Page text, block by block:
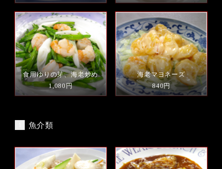
食用ゆりの芽、海老炒め
1,080円
海老マヨネーズ
840円
魚介類